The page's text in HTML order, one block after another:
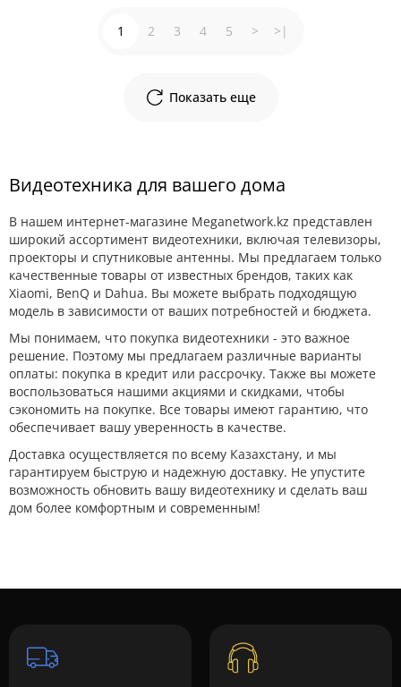
Показать еще
1 2 3 4 5 > >|
Видеотехника для вашего дома
В нашем интернет-магазине Meganetwork.kz представлен
широкий ассортимент видеотехники, включая телевизоры,
проекторы и спутниковые антенны. Мы предлагаем только
качественные товары от известных брендов, таких как
Xiaomi, BenQ и Dahua. Вы можете выбрать подходящую
модель в зависимости от ваших потребностей и бюджета.
Мы понимаем, что покупка видеотехники - это важное
решение. Поэтому мы предлагаем различные варианты
оплаты: покупка в кредит или рассрочку. Также вы можете
воспользоваться нашими акциями и скидками, чтобы
сэкономить на покупке. Все товары имеют гарантию, что
обеспечивает вашу уверенность в качестве.
Доставка осуществляется по всему Казахстану, и мы
гарантируем быструю и надежную доставку. Не упустите
возможность обновить вашу видеотехнику и сделать ваш
дом более комфортным и современным!